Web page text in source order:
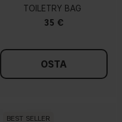
TOILETRY BAG
35 €
OSTA
BEST SELLER